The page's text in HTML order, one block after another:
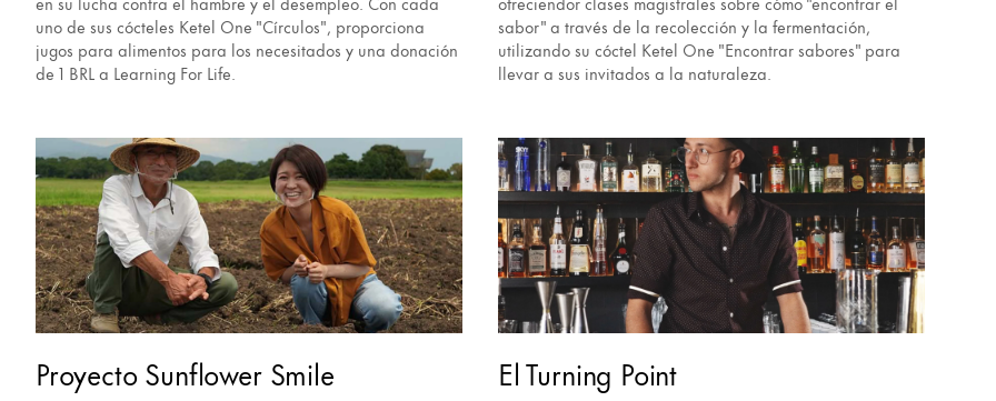
uno de sus cócteles Ketel One "Círculos", proporciona
jugos para alimentos para los necesitados y una donación
de 1 BRL a Learning For Life.
sabor" a través de la recolección y la fermentación,
utilizando su cóctel Ketel One "Encontrar sabores" para
llevar a sus invitados a la naturaleza.
Proyecto Sunflower Smile El Turning Point